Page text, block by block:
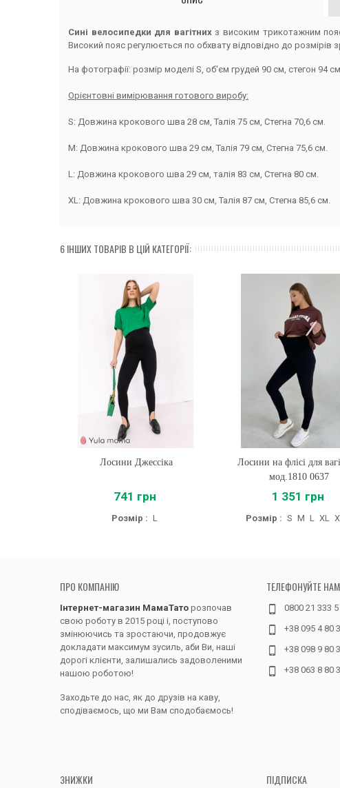
Сині велосипедки для вагітнихз високим трикотажним
Високий пояс регулюється по обхвату відповідно до
На фотографії: розмір моделі S, об'єм грудей 90 см, стегон 94
Орієнтовні вимірювання готового виробу:
S: Довжина крокового шва 28 см, Талія 75 см, Стегна 70,6 см.
M: Довжина крокового шва 29 см, Талія 79 см, Стегна 75,6 см.
L: Довжина крокового шва 29 см, талія 83 см, Стегна 80 см.
XL: Довжина крокового шва 30 см, Талія 87 см, Стегна 85,6 см.
6 ІНШИХ ТОВАРІВ В ЦІЙ КАТЕГОРІЇ:
Купити
Лосини Джессіка
741 грн
Розмір : L
Купити
Лосини на флісі для
мод.1810 0637
1 351 грн
Розмір : S M L XL
ПРО КОМПАНІЮ
Інтернет-магазин МамаТато розпочав
свою роботу в 2015 році і, поступово
змінюючись та зростаючи, продовжує
докладати максимум зусиль, аби Ви, наші
дорогі клієнти, залишались задоволеними
нашою роботою!
Заходьте до нас, як до друзів на каву,
сподіваємось, що ми Вам сподобаємось!
ТЕЛЕФОНУЙТЕ
0800 21 333
+38 095 4 80
+38 098 9 80
+38 063 8 80
ЗНИЖКИ ПІДПИСКА